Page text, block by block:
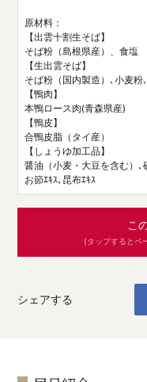
原材料：
【出雲十割生そば】
そば粉（島根県産）、食塩
【生出雲そば】
そば粉（国内製造）､小麦
【鴨肉】
本鴨ロース肉(青森県産)
【鴨皮】
合鴨皮脂（タイ産）
【しょうゆ加工品】
醤油（小麦・大豆を含む）､
お節ｴｷｽ､昆布ｴｷｽ
こ
(タップするとペ
シェアする